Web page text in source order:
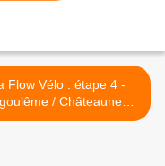
Flow Vélo : étape 4 -
/ Châteauneuf-
sur-Charente : 57.5 km >